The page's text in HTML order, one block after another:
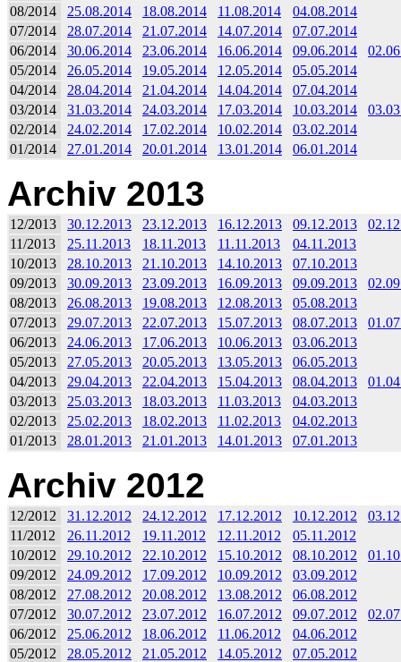
08/2014
25.08.2014 18.08.2014 11.08.2014
04.08.2014
07/2014
28.07.2014 21.07.2014 14.07.2014
07.07.2014
06/2014
30.06.2014 23.06.2014 16.06.2014 09.06.2014
05/2014
26.05.2014 19.05.2014 12.05.2014
05.05.2014
04/2014
28.04.2014 21.04.2014 14.04.2014
07.04.2014
03/2014
31.03.2014 24.03.2014 17.03.2014 10.03.2014
02/2014
24.02.2014 17.02.2014 10.02.2014
03.02.2014
01/2014
27.01.2014 20.01.2014 13.01.2014 06.01.2014
Archiv 2013
12/2013 30.12.2013 23.12.2013 16.12.2013 09.12.2013
11/2013
25.11.2013 18.11.2013 11.11.2013
04.11.2013
10/2013
28.10.2013 21.10.2013 14.10.2013
07.10.2013
09/2013
30.09.2013 23.09.2013 16.09.2013 09.09.2013
08/2013
26.08.2013 19.08.2013 12.08.2013
05.08.2013
07/2013
29.07.2013 22.07.2013 15.07.2013 08.07.2013
06/2013
24.06.2013 17.06.2013 10.06.2013
03.06.2013
05/2013
27.05.2013 20.05.2013 13.05.2013
06.05.2013
04/2013
29.04.2013 22.04.2013 15.04.2013 08.04.2013
03/2013
25.03.2013 18.03.2013 11.03.2013
04.03.2013
02/2013
25.02.2013 18.02.2013 11.02.2013
04.02.2013
01/2013
28.01.2013 21.01.2013 14.01.2013 07.01.2013
Archiv 2012
12/2012 31.12.2012 24.12.2012 17.12.2012 10.12.2012
11/2012
26.11.2012 19.11.2012 12.11.2012
05.11.2012
10/2012
29.10.2012 22.10.2012 15.10.2012 08.10.2012
09/2012
24.09.2012 17.09.2012 10.09.2012
03.09.2012
08/2012
27.08.2012 20.08.2012 13.08.2012
06.08.2012
07/2012
30.07.2012 23.07.2012 16.07.2012 09.07.2012
06/2012
25.06.2012 18.06.2012 11.06.2012
04.06.2012
05/2012
28.05.2012 21.05.2012 14.05.2012
07.05.2012